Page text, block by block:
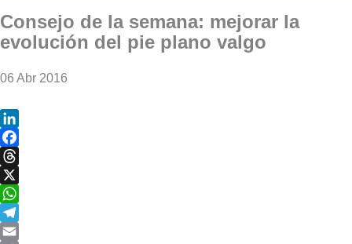
Consejo de la semana: mejorar la
evolución del pie plano valgo
06 Abr 2016
LinkedIn
Facebook
Threads
X
WhatsApp
Telegram